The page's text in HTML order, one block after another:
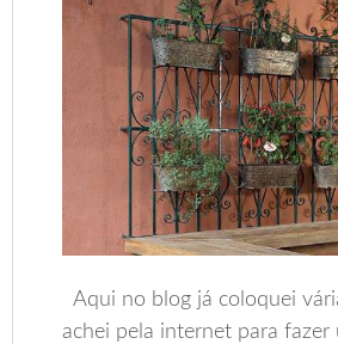
Aqui no blog já coloquei
achei pela internet para fazer